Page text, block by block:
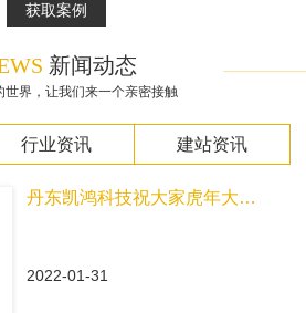
获取案例
新闻动态
世界，让我们来一个亲密接触
行业资讯 建站资讯
丹东凯鸿科技祝大家虎年大吉！
2022-01-31